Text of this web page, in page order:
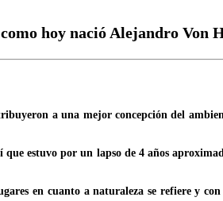
hoy nació Alejandro Von
a una mejor concepción del
estuvo por un lapso de 4 años
en cuanto a naturaleza se refiere y